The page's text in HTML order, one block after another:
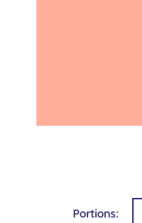
Portions